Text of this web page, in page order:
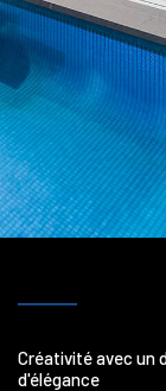
Créativité avec un
d'élégance